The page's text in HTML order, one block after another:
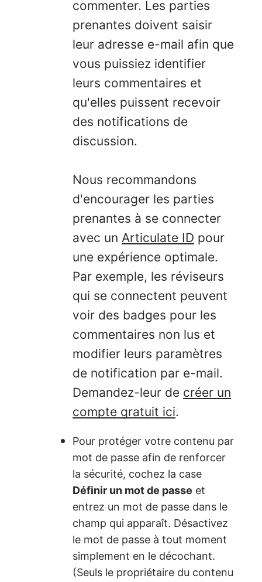
commenter. Les parties
prenantes doivent saisir
leur adresse e-mail afin que
vous puissiez identifier
leurs commentaires et
qu'elles puissent recevoir
des notifications de
discussion.
Nous recommandons
d'encourager les parties
prenantes à se connecter
avec un Articulate ID pour
une expérience optimale.
Par exemple, les réviseurs
qui se connectent peuvent
voir des badges pour les
commentaires non lus et
modifier leurs paramètres
de notification par e-mail.
Demandez-leur de créer un
compte gratuit ici.
Pour protéger votre contenu par
mot de passe afin de renforcer
la sécurité, cochez la case
Définir un mot de passe et
entrez un mot de passe dans le
champ qui apparaît. Désactivez
le mot de passe à tout moment
simplement en le décochant.
(Seuls le propriétaire du contenu